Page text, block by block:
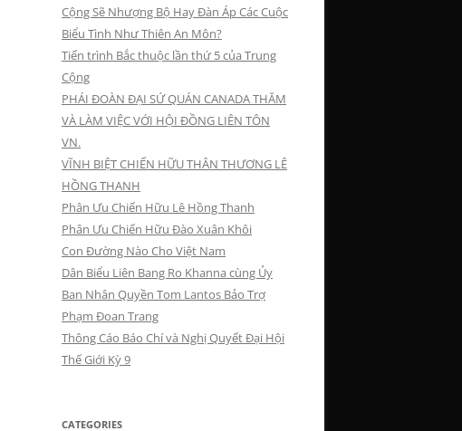
Cộng Sẽ Nhượng Bộ Hay Đàn Áp Các Cuộc
Biểu Tình Như Thiên An Môn?
Tiến trình Bắc thuộc lần thứ 5 của Trung
Cộng
PHÁI ĐOÀN ĐẠI SỨ QUÁN CANADA THĂM
VÀ LÀM VIỆC VỚI HỘI ĐỒNG LIÊN TÔN
VN.
VĨNH BIỆT CHIẾN HỮU THÂN THƯƠNG LÊ
HỒNG THANH
Phân Ưu Chiến Hữu Lê Hồng Thanh
Phân Ưu Chiến Hữu Đào Xuân Khôi
Con Đường Nào Cho Việt Nam
Dân Biểu Liên Bang Ro Khanna cùng Ủy
Ban Nhân Quyền Tom Lantos Bảo Trợ
Phạm Đoan Trang
Thông Cáo Báo Chí và Nghị Quyết Đại Hội
Thế Giới Kỳ 9
CATEGORIES